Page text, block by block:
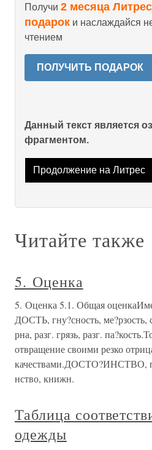
Получи 2 месяца
подарок и наслаждайся
чтением
ПОЛУЧИТЬ ПОДАРОК
Данный текст является
фрагментом.
Продолжение на Литрес
Читайте также
5. Оценка
5. Оценка 5.1. Общая
ДОСТЬ, гну?сность, ме?рзость,
рна, разг. грязь, разг.
отвращение своими резко
качествами.ДОСТО?ИНСТВО,
нство, книжн.
Таблица
одежды